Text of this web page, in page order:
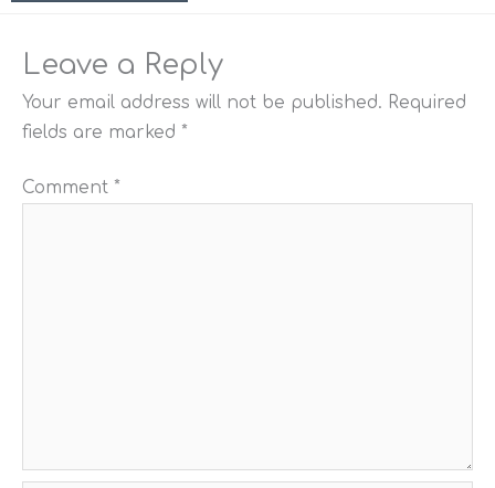
Leave a Reply
Your email address will not be published. Required
fields are marked *
Comment *